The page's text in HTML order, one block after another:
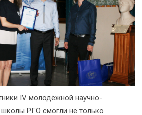
IV молодёжной научно-
школы РГО смогли не только